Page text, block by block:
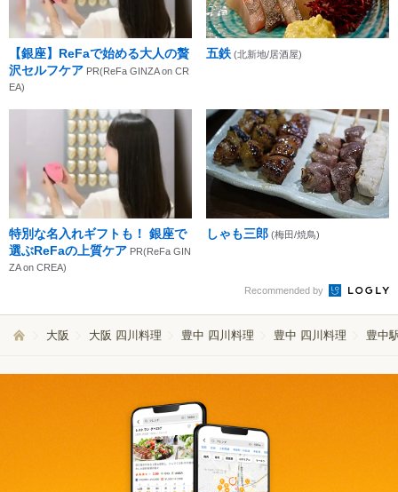
【銀座】ReFaで始める大人の贅
沢セルフケア PR(ReFa GINZA on CR
EA)
五鉄 (北新地/居酒屋)
特別な名入れギフトも！ 銀座で
選ぶReFaの上質ケア PR(ReFa GIN
ZA on CREA)
しゃも三郎 (梅田/焼鳥)
Recommended by
大阪 大阪 四川料理 豊中 四川料理 豊中 四川料理 豊中